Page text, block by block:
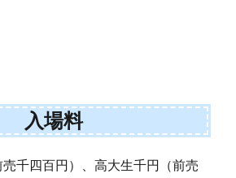
入場料
千四百円）、高大生千円（前売